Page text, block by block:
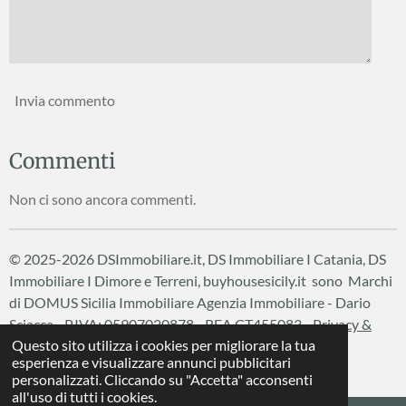
Questo sito utilizza i cookies per migliorare la tua
esperienza e visualizzare annunci pubblicitari
personalizzati. Cliccando su "Accetta" acconsenti
all'uso di tutti i cookies.
Invia commento
Commenti
Non ci sono ancora commenti.
© 2025-2026 DSImmobiliare.it, DS Immobiliare I Catania, DS
Immobiliare I Dimore e Terreni, buyhousesicily.it sono Marchi
di DOMUS Sicilia ImmobiliareAgenzia Immobiliare - Dario
Sciacca - P.IVA: 05907020878 - REA CT455083 -Privacy &
Cookie Policy
Fornito daWebador